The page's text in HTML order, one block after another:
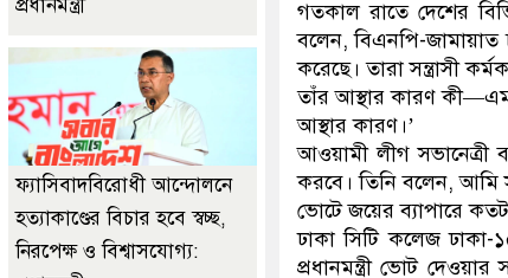
গতকাল রাতে দেশের
বলেন, বিএনপি-জামায়াত
করেছে। তারা সন্ত্রাসী
তাঁর আস্থার কারণ
আস্থার কারণ।’
আওয়ামী লীগ
করবে। তিনি বলেন, আমি
ভোটে জয়ের ব্যাপারে
ঢাকা সিটি কলেজ
প্রধানমন্ত্রী ভোট দেওয়ার
প্রধানমন্ত্রী
ফ্যাসিবাদবিরোধী আন্দোলনে
হত্যাকাণ্ডের বিচার হবে স্বচ্ছ,
নিরপেক্ষ ও বিশ্বাসযোগ্য: